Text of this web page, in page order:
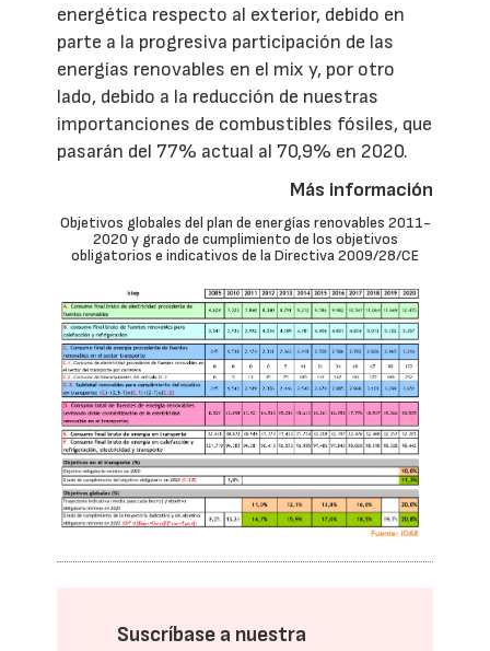
energética respecto al exterior, debido en
parte a la progresiva participación de las
energías renovables en el mix y, por otro
lado, debido a la reducción de nuestras
importanciones de combustibles fósiles, que
pasarán del 77% actual al 70,9% en 2020.
Más información
Objetivos globales del plan de energías renovables 2011-
2020 y grado de cumplimiento de los objetivos
obligatorios e indicativos de la Directiva 2009/28/CE
Suscríbase a nuestra